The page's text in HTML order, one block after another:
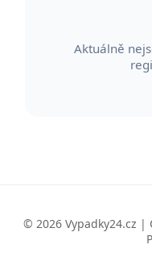
Aktuálně
© 2026 Vypadky24.cz |